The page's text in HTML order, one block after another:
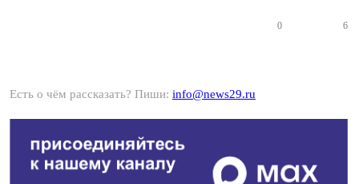
0 6
Есть о чём рассказать? Пиши: info@news29.ru